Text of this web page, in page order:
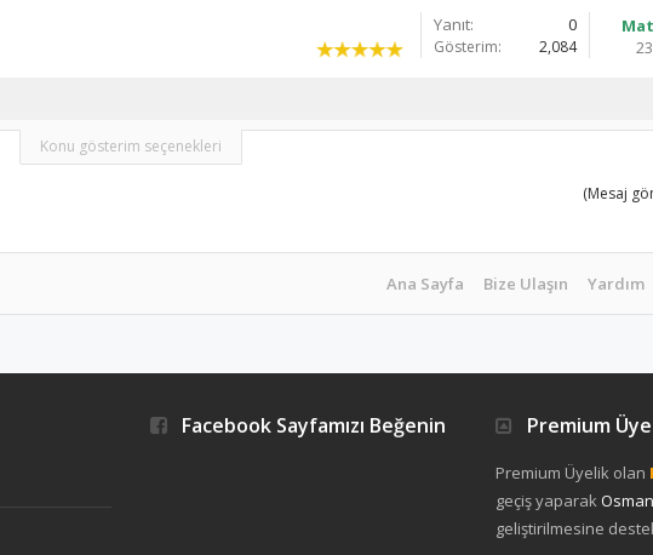
Yanıt: 0
Gösterim: 2,084
Konu gösterim seçenekleri
(Mesaj
Ana Sayfa Bize Ulaşın Yardım
Facebook Sayfamızı Beğenin Premium
Premium Üyelik olan
geçiş yaparak
geliştirilmesine